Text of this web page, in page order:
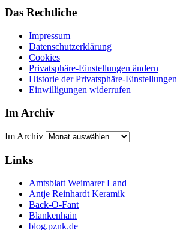
Das Rechtliche
Impressum
Datenschutzerklärung
Cookies
Privatsphäre-Einstellungen ändern
Historie der Privatsphäre-Einstellungen
Einwilligungen widerrufen
Im Archiv
Im Archiv
Links
Amtsblatt Weimarer Land
Antje Reinhardt Keramik
Back-O-Fant
Blankenhain
blog.pznk.de